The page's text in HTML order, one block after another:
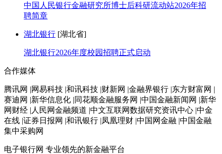
中国人民银行金融研究所博士后科研流动站2026年招
聘简章
湖北银行 [湖北省]
湖北银行2026年度校园招聘正式启动
合作媒体
腾讯网 |网易科技 |和讯科技 |财新网 |金融界银行 |东方财富网 |
赛迪网 |新华信息化 |同花顺金融服务网 |中国金融新闻网 |新华
网财经 |人民网金融频道 |中文互联网数据研究资讯中心 |中金
在线 |证券日报网 |和讯银行 |凤凰理财 |中国网金融 |中国金融
集中采购网
电子银行网 专业领先的新金融平台